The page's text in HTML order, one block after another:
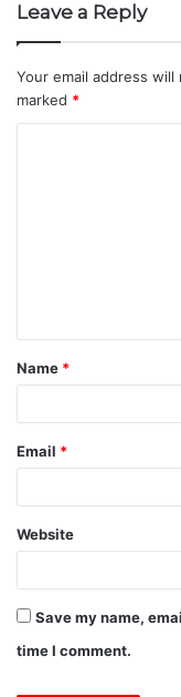
Leave a Reply
Your email address
marked *
Name *
Email *
Website
Save my name,
time I comment.